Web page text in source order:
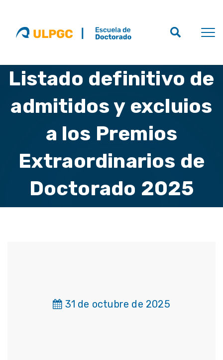
Listado definitivo de
admitidos y excluios
a los Premios
Extraordinarios de
Doctorado 2025
31 de octubre de 2025